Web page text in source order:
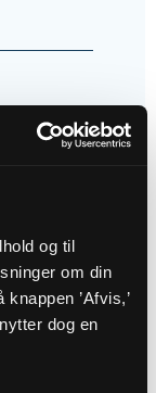
og til
om din
’Afvis,’
dog en
LH